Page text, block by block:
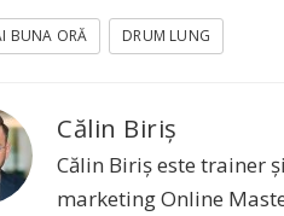
BUNA ORĂ DRUM LUNG
Călin Biriș
Călin Biriș este trainer
marketing Online